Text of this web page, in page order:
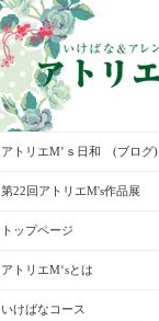
アトリエM’ｓ日和 (ブログ)
第22回アトリエM's作品展
トップページ
アトリエM‘sとは
いけばなコース